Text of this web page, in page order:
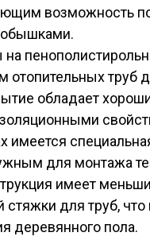
возможность
отопительных труб
обладает
имеется
для монтажа
имеет
стяжки для труб,
деревянного пола.